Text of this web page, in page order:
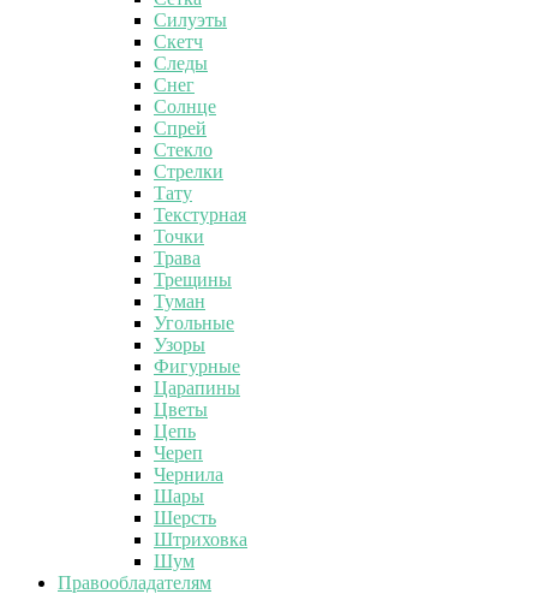
Силуэты
Скетч
Следы
Снег
Солнце
Спрей
Стекло
Стрелки
Тату
Текстурная
Точки
Трава
Трещины
Туман
Угольные
Узоры
Фигурные
Царапины
Цветы
Цепь
Череп
Чернила
Шары
Шерсть
Штриховка
Шум
Правообладателям